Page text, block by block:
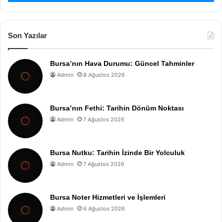
Son Yazılar
Bursa’nın Hava Durumu: Güncel Tahminler
Admin 8 Ağustos 2026
Bursa’nın Fethi: Tarihin Dönüm Noktası
Admin 7 Ağustos 2026
Bursa Nutku: Tarihin İzinde Bir Yolculuk
Admin 7 Ağustos 2026
Bursa Noter Hizmetleri ve İşlemleri
Admin 6 Ağustos 2026